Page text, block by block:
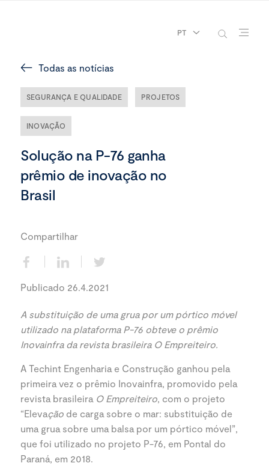
PT
Todas as notícias
SEGURANÇA E QUALIDADE PROJETOS
INOVAÇÃO
Solução na P-76 ganha
prêmio de inovação no
Brasil
Compartilhar
Publicado 26.4.2021
A substituição de uma grua por um pórtico móvel
utilizado na plataforma P-76 obteve o prêmio
Inovainfra da revista brasileira O Empreiteiro.
A Techint Engenharia e Construção ganhou pela
primeira vez o prêmio Inovainfra, promovido pela
revista brasileira O Empreiteiro, com o projeto
“Elevação de carga sobre o mar: substituição de
uma grua sobre uma balsa por um pórtico móvel”,
que foi utilizado no projeto P-76, em Pontal do
Paraná, em 2018.